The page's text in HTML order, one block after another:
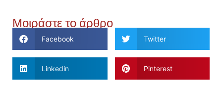
Μοιράστε το άρθρο
Facebook Twitter
Linkedin Pinterest